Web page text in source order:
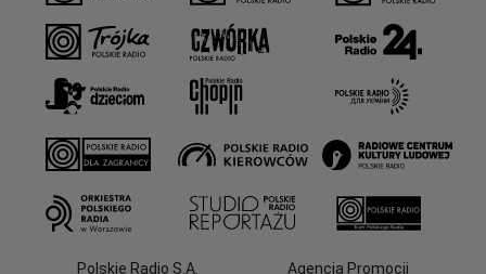
Polskie Radio S.A.
Agencja Promocji